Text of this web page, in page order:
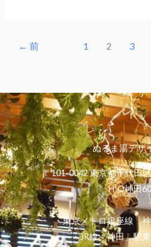
← 前 1 2 3
ぬるま湯デザ
〒101-0042 東京都千代田
H¹O神田
・東京メトロ銀座線「
・JR線「神田」駅